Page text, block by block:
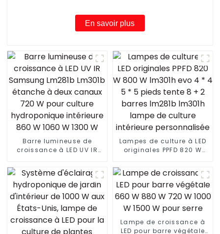
En savoir plus
Barre lumineuse de
croissance à LED UV IR
étanche à deux canaux
720 W pour culture
hydroponique intérieure
860 W 1060 W 1300 W
Lampes de culture à LED
originales PPFD 820 W
barres lm281b lm301h
lampe de culture
intérieure personnalisée
Lampe de croissance à
LED pour barre végétale